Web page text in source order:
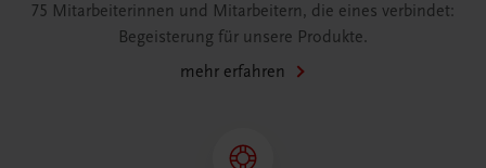
75 Mitarbeiterinnen und Mitarbeitern, die eines verbindet:
Begeisterung für unsere Produkte.
mehr erfahren